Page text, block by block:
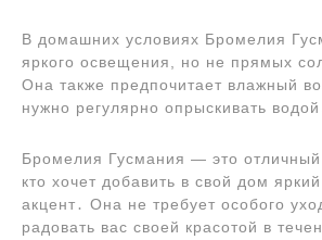
В домашних условиях Бромелия
яркого освещения, но не прямых
Она также предпочитает влажный
нужно регулярно опрыскивать
Бромелия Гусмания ― это отличный
кто хочет добавить в свой дом
акцент․ Она не требует особого
радовать вас своей красотой в